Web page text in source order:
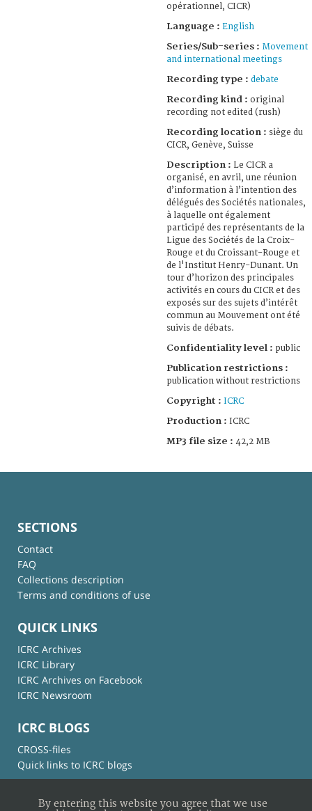
opérationnel, CICR)
Language : English
Series/Sub-series : Movement
and international meetings
Recording type : debate
Recording kind : original
recording not edited (rush)
Recording location : siège du
CICR, Genève, Suisse
Description : Le CICR a
organisé, en avril, une réunion
d’information à l’intention des
délégués des Sociétés nationales,
à laquelle ont également
participé des représentants de la
Ligue des Sociétés de la Croix-
Rouge et du Croissant-Rouge et
de l'Institut Henry-Dunant. Un
tour d’horizon des principales
activités en cours du CICR et des
exposés sur des sujets d’intérêt
commun au Mouvement ont été
suivis de débats.
Confidentiality level : public
Publication restrictions :
publication without restrictions
Copyright : ICRC
Production : ICRC
MP3 file size : 42,2 MB
SECTIONS
Contact
FAQ
Collections description
Terms and conditions of use
QUICK LINKS
ICRC Archives
ICRC Library
ICRC Archives on Facebook
ICRC Newsroom
ICRC BLOGS
CROSS-files
Quick links to ICRC blogs
By entering this website you agree that we use